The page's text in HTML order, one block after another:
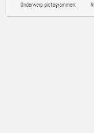
Onderwerp pictogrammen: